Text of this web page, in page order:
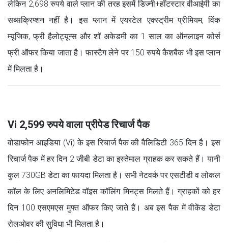
लेकिन 2,698 रुपये वाले प्लान की तरह इसमें डिज्नी+हॉटस्टार वीआईपी का
सब्सक्रिप्शन नहीं है। इस प्लान में एयरटेल एक्स्ट्रीम प्रीमियम, विंक
म्यूजिक, फ्री हैलोट्यून्स और शॉ अकेडमी का 1 साल का ऑनलाइन कोर्स
फ्री ऑफर किया जाता है। फास्टैग लेने पर 150 रुपये कैशबैक भी इस प्लान
में मिलता है।
Vi 2,599 रुपये वाला प्रीपेड रिचार्ज पैक
वोडाफोन आइडिया (Vi) के इस रिचार्ज पैक की वैलिडिटी 365 दिन है। इस
रिचार्ज पैक में हर दिन 2 जीबी डेटा का इस्तेमाल ग्राहक कर सकते हैं। यानी
कुल 730GB डेटा का फायदा मिलता है। सभी नेटवर्क पर एसटीडी व लोकल
कॉल के लिए अनलिमिटेड वॉइस कॉलिंग मिनट्स मिलते हैं। ग्राहकों को हर
दिन 100 एसएमएस मुफ्त ऑफर किए जाते हैं। अब इस पैक में वीकेंड डेटा
रोलओवर की सुविधा भी मिलता है।